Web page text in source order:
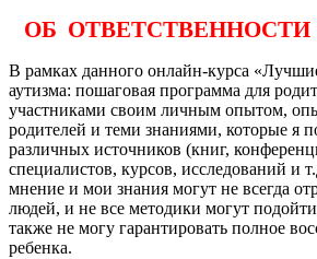
ОБ
В рамках данного онлайн-курса
аутизма: пошаговая программа для
участниками своим личным опытом,
родителей и теми знаниями, которые я
различных источников (книг,
специалистов, курсов, исследований и
мнение и мои знания могут не всегда
людей, и не все методики могут
также не могу гарантировать полное
ребенка.